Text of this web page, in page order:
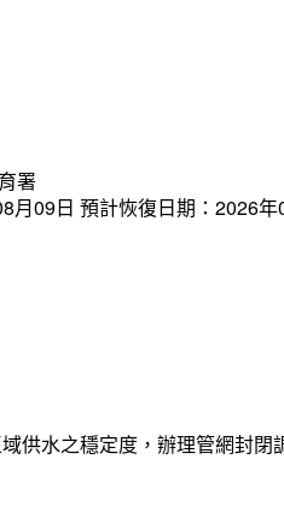
署
月09日 預計恢復日期：2026年
供水之穩定度，辦理管網封閉